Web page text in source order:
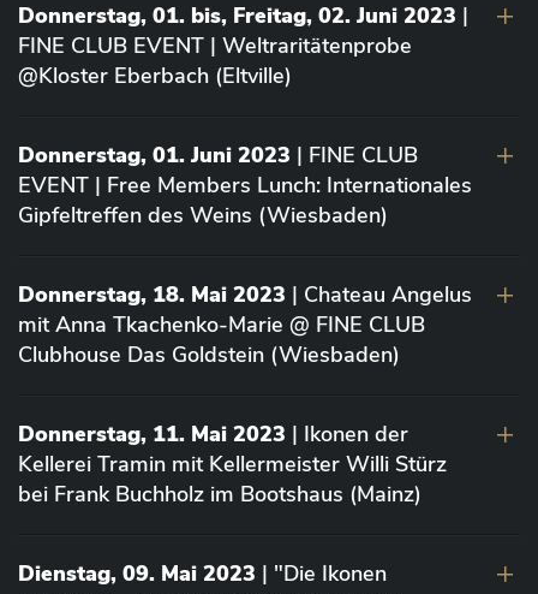
Donnerstag, 01. bis, Freitag, 02. Juni 2023 |
FINE CLUB EVENT | Weltraritätenprobe
@Kloster Eberbach (Eltville)
Donnerstag, 01. Juni 2023 | FINE CLUB
EVENT | Free Members Lunch: Internationales
Gipfeltreffen des Weins (Wiesbaden)
Donnerstag, 18. Mai 2023 | Chateau Angelus
mit Anna Tkachenko-Marie @ FINE CLUB
Clubhouse Das Goldstein (Wiesbaden)
Donnerstag, 11. Mai 2023 | Ikonen der
Kellerei Tramin mit Kellermeister Willi Stürz
bei Frank Buchholz im Bootshaus (Mainz)
Dienstag, 09. Mai 2023 | "Die Ikonen